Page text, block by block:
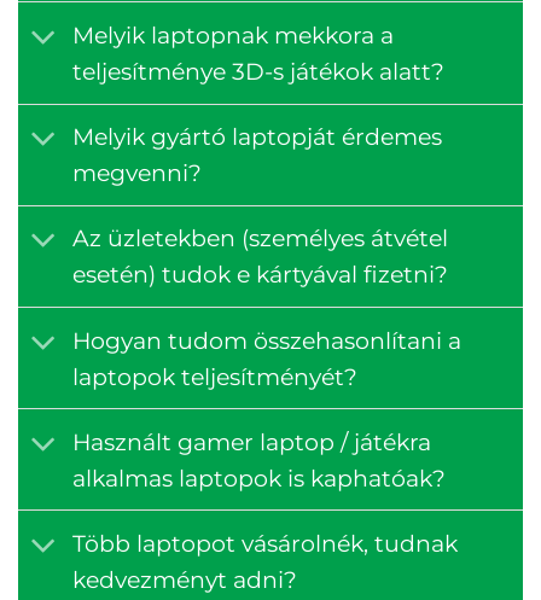
Melyik laptopnak mekkora a
teljesítménye 3D-s játékok alatt?
Melyik gyártó laptopját érdemes
megvenni?
Az üzletekben (személyes átvétel
esetén) tudok e kártyával fizetni?
Hogyan tudom összehasonlítani a
laptopok teljesítményét?
Használt gamer laptop / játékra
alkalmas laptopok is kaphatóak?
Több laptopot vásárolnék, tudnak
kedvezményt adni?